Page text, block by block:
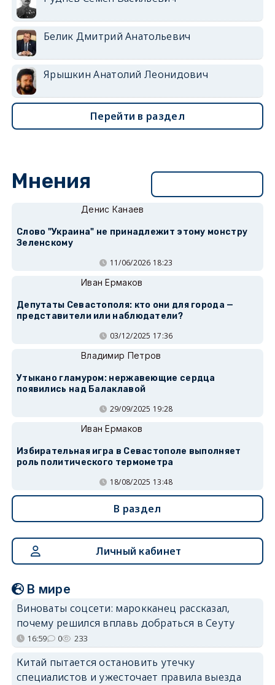
Белик Дмитрий Анатольевич
Ярышкин Анатолий Леонидович
Перейти в раздел
Мнения
Денис Канаев
Слово "Украина" не принадлежит этому монстру
Зеленскому
11/06/2026 18:23
Иван Ермаков
Депутаты Севастополя: кто они для города —
представители или наблюдатели?
03/12/2025 17:36
Владимир Петров
Утыкано гламуром: нержавеющие сердца
появились над Балаклавой
29/09/2025 19:28
Иван Ермаков
Избирательная игра в Севастополе выполняет
роль политического термометра
18/08/2025 13:48
В раздел
Личный кабинет
В мире
Виноваты соцсети: марокканец рассказал,
почему решился вплавь добраться в Сеуту
16:59 0 233
Китай пытается остановить утечку
специалистов и ужесточает правила выезда